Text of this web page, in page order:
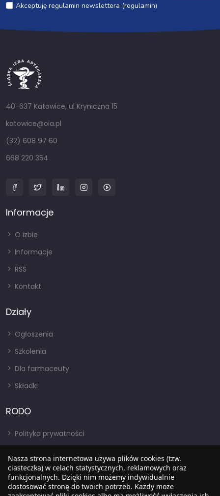
Akceptuję regulamin newslettera (regulamin)
40-637 Katowice, ul Kryniczna 15
katowice@oia.pl
(32) 608 97 60
668 220 354
Informacje
O izbie
Informacje
RSS
Kontakt
Działy
Ogłoszenia
Szkolenia
Dla farmaceuty
Składki
RODO
Polityka prywatności
RODO
BIP
Nasza strona internetowa używa plików cookies (tzw.
ciasteczka) w celach statystycznych, reklamowych oraz
funkcjonalnych. Dzięki nim możemy indywidualnie
dostosować stronę do twoich potrzeb. Każdy może